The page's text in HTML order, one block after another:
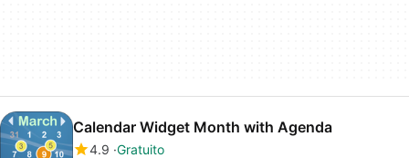
Calendar Widget Month with Agenda
4.9 Gratuito